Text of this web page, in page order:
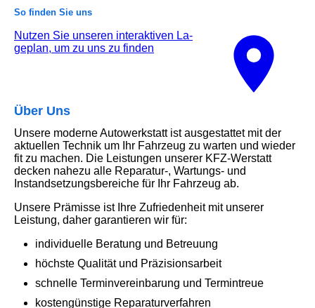
So finden Sie uns
Nutzen Sie unseren interaktiven La­
ge­plan, um zu uns zu finden
Über Uns
Unsere moderne Autowerkstatt ist ausgestattet mit der
aktuellen Technik um Ihr Fahrzeug zu warten und wieder
fit zu machen. Die Leistungen unserer KFZ-Werstatt
decken nahezu alle Reparatur-, Wartungs- und
Instandsetzungsbereiche für Ihr Fahrzeug ab.
Unsere Prämisse ist Ihre Zufriedenheit mit unserer
Leistung, daher garantieren wir für:
individuelle Beratung und Betreuung
höchste Qualität und Präzisionsarbeit
schnelle Terminvereinbarung und Termintreue
kostengünstige Reparaturverfahren